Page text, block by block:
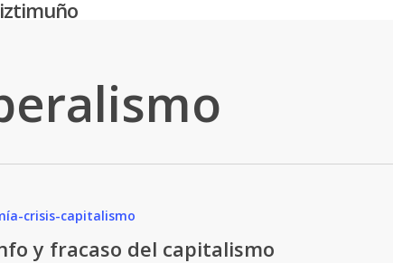
crisis-capitalismo
y fracaso del capitalismo